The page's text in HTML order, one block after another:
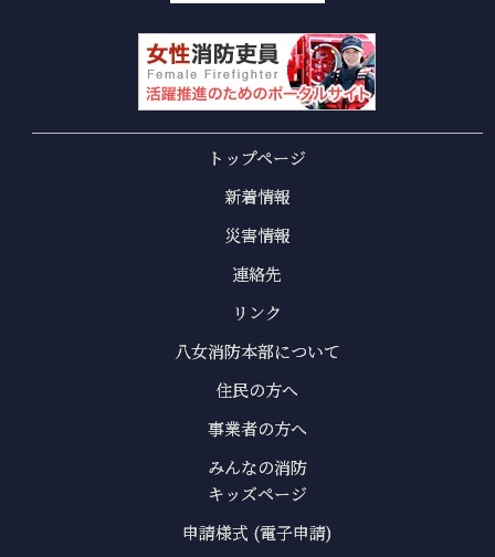
トップページ
新着情報
災害情報
連絡先
リンク
八女消防本部について
住民の方へ
事業者の方へ
みんなの消防
キッズページ
申請様式 (電子申請)